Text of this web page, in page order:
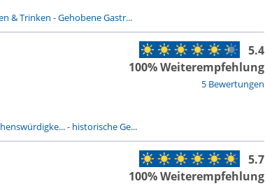
& Trinken -Gehobene Gastr...
5 Bewertungen
5.4
100% Weiterempfehlung
- historische Ge...
5.7
100% Weiterempfehlung